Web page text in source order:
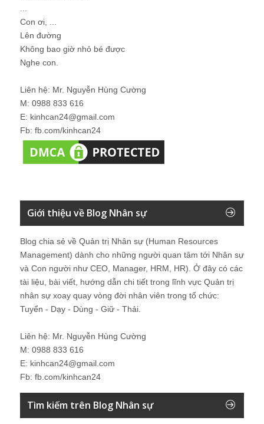
Con ơi, ...
Lên đường
Không bao giờ nhỏ bé được
Nghe con.
Liên hệ: Mr. Nguyễn Hùng Cường
M: 0988 833 616
E: kinhcan24@gmail.com
Fb: fb.com/kinhcan24
Giới thiệu về Blog Nhân sự
Blog chia sẻ về Quản trị Nhân sự (Human Resources
Management) dành cho những người quan tâm tới Nhân sự
và Con người như CEO, Manager, HRM, HR). Ở đây có các
tài liệu, bài viết, hướng dẫn chi tiết trong lĩnh vực Quản trị
nhân sự xoay quay vòng đời nhân viên trong tổ chức:
Tuyển - Dạy - Dùng - Giữ - Thải.
Liên hệ: Mr. Nguyễn Hùng Cường
M: 0988 833 616
E: kinhcan24@gmail.com
Fb: fb.com/kinhcan24
Tìm kiếm trên Blog Nhân sự